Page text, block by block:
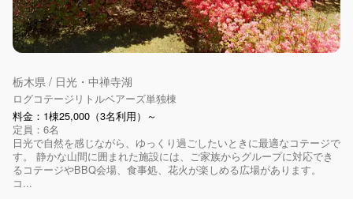
栃木県 / 日光・中禅寺湖
ログコテージリトルベアーズ単独棟
料金：1棟25,000（3名利用）～
定員：6名
日光で自然を感じながら、ゆっくり過ごしたいときに最適なコテージで
す。 静かな山間に囲まれた施設には、ご家族からグループに対応でき
るコテージやBBQ会場、食事処、花火が楽しめる広場があります。
コ...